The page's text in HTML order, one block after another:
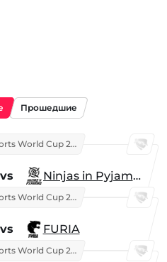
Прошедшие
Esports World Cup 2026
vs Ninjas in Pyjamas
Esports World Cup 2026
vs FURIA
Esports World Cup 2026